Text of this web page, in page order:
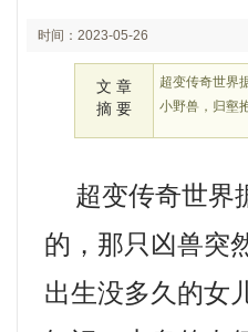
时间：2023-05-26
文 章
摘 要
超变传奇世界
小野兽，归壑
超变传奇世界
的，那只凶兽突
出生没多久的女